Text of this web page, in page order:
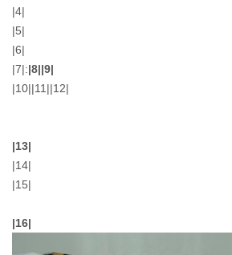
|4|
|5|
|6|
|7|:|8||9|
|10||11||12|
|13|
|14|
|15|
|16|